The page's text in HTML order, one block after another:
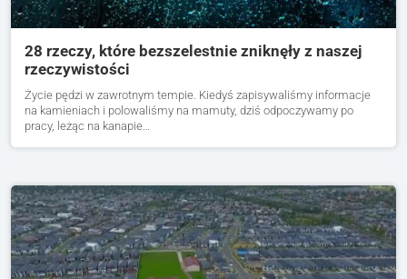
28 rzeczy, które bezszelestnie zniknęły z naszej
rzeczywistości
Życie pędzi w zawrotnym tempie. Kiedyś zapisywaliśmy informacje
na kamieniach i polowaliśmy na mamuty, dziś odpoczywamy po
pracy, leżąc na kanapie…